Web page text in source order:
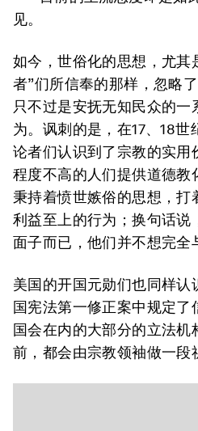
见。
如今，世俗化的思想，尤其
者”们所信奉的那样，忽略
只不过是安抚无知民众的
为。讽刺的是，在17、18世
论者们认识到了宗教的实用
程度不高的人们提供道德教
秉持着愤世嫉俗的思想，打
利益至上的行为；换句话说
面子而已，他们并不想完全
美国的开国元勋们也同样认
国宪法第一修正案中规定
国会在内的大部分的立法机
前，都会由宗教领袖做一段